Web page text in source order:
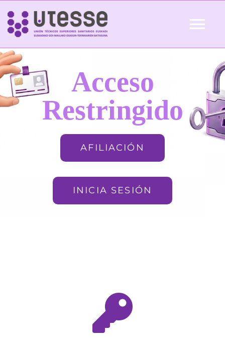
Skip
content
Inicio
QUIÉNES SOMOS Acceso
Restringido
AFILIACIÓN
INICIA SESIÓN